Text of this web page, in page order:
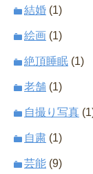
結婚 (1)
絵画 (1)
絶頂睡眠 (1)
老舗 (1)
自撮り写真
自粛 (1)
芸能 (9)